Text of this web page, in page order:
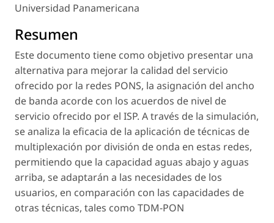
Universidad Panamericana
Resumen
Este documento tiene como objetivo presentar una
alternativa para mejorar la calidad del servicio
ofrecido por la redes PONS, la asignación del ancho
de banda acorde con los acuerdos de nivel de
servicio ofrecido por el ISP. A través de la simulación,
se analiza la eficacia de la aplicación de técnicas de
multiplexación por división de onda en estas redes,
permitiendo que la capacidad aguas abajo y aguas
arriba, se adaptarán a las necesidades de los
usuarios, en comparación con las capacidades de
otras técnicas, tales como TDM-PON